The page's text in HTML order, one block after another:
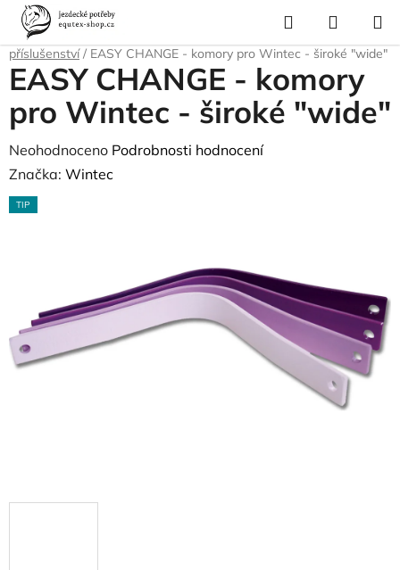
Přejít
obsah
Hledat
KOŠÍK
Domů
Pro koně
příslušenství / EASY CHANGE - komory pro Wintec - široké "wide"
EASY CHANGE - komory
pro Wintec - široké "wide"
Průměrné
hodnocení
produktu
hvězdiček.
Neohodnoceno Podrobnosti hodnocení
Značka: Wintec
TIP